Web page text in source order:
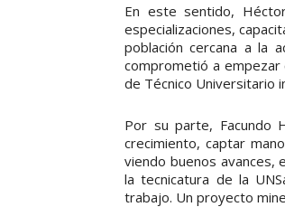
En este sentido,
especializaciones,
población cercana a la
comprometió a empezar
de Técnico Universitario
Por su parte, Facundo
crecimiento, captar
viendo buenos
la tecnicatura de la
trabajo. Un proyecto